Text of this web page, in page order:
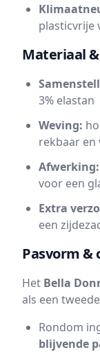
plasticvrije
Materiaal
3% elastan
Weving:
rekbaar en
Afwerking:
voor een
Extra
een
Pasvorm
Het Bella
als een
Rondom
blijvende